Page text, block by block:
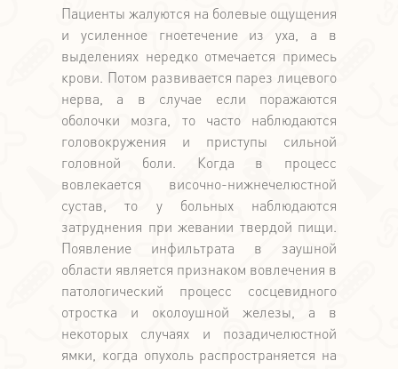
Пациенты жалуются на болевые ощущения
и усиленное гноетечение из уха, а в
выделениях нередко отмечается примесь
крови. Потом развивается парез лицевого
нерва, а в случае если поражаются
оболочки мозга, то часто наблюдаются
головокружения и приступы сильной
головной боли. Когда в процесс
вовлекается височно-нижнечелюстной
сустав, то у больных наблюдаются
затруднения при жевании твердой пищи.
Появление инфильтрата в заушной
области является признаком вовлечения в
патологический процесс сосцевидного
отростка и околоушной железы, а в
некоторых случаях и позадичелюстной
ямки, когда опухоль распространяется на